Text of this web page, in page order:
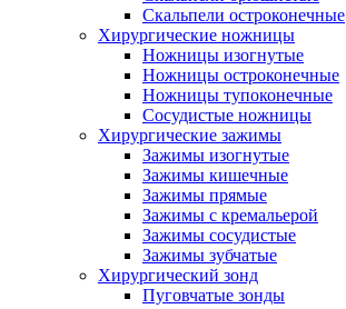
Скальпели остроконечные
Хирургические ножницы
Ножницы изогнутые
Ножницы остроконечные
Ножницы тупоконечные
Сосудистые ножницы
Хирургические зажимы
Зажимы изогнутые
Зажимы кишечные
Зажимы прямые
Зажимы с кремальерой
Зажимы сосудистые
Зажимы зубчатые
Хирургический зонд
Пуговчатые зонды